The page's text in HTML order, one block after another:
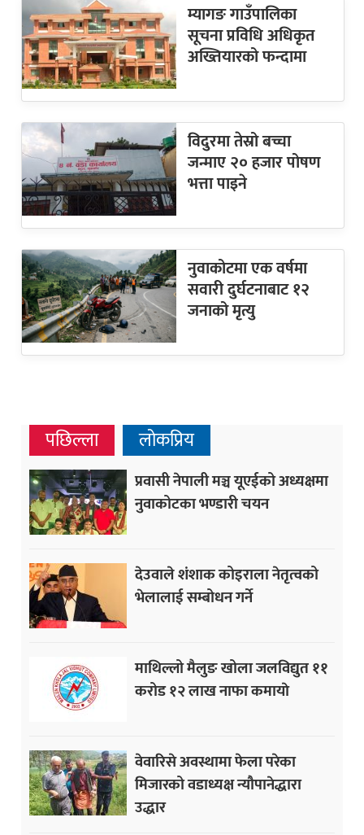
म्यागङ गाउँपालिका
सूचना प्रविधि अधिकृत
अख्तियारको फन्दामा
विदुरमा तेस्रो बच्चा
जन्माए २० हजार पोषण
भत्ता पाइने
नुवाकोटमा एक वर्षमा
सवारी दुर्घटनाबाट १२
जनाको मृत्यु
पछिल्ला लोकप्रिय
प्रवासी नेपाली मञ्च यूएईको अध्यक्षमा
नुवाकोटका भण्डारी चयन
देउवाले शंशाक कोइराला नेतृत्वको
भेलालाई सम्बोधन गर्ने
माथिल्लो मैलुङ खोला जलविद्युत ११
करोड १२ लाख नाफा कमायाे
वेवारिसे अवस्थामा फेला परेका
मिजारको वडाध्यक्ष न्यौपानेद्धारा
उद्धार